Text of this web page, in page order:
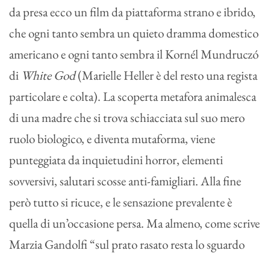
da presa ecco un film da piattaforma strano e ibrido,
che ogni tanto sembra un quieto dramma domestico
americano e ogni tanto sembra il Kornél Mundruczó
di White God(Marielle Heller è del resto una regista
particolare e colta). La scoperta metafora animalesca
di una madre che si trova schiacciata sul suo mero
ruolo biologico, e diventa mutaforma, viene
punteggiata da inquietudini horror, elementi
sovversivi, salutari scosse anti-famigliari. Alla fine
però tutto si ricuce, e le sensazione prevalente è
quella di un’occasione persa. Ma almeno, come scrive
Marzia Gandolfi “sul prato rasato resta lo sguardo